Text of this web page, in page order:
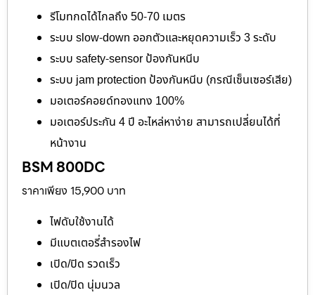
รีโมทกดได้ไกลถึง 50-70 เมตร
ระบบ slow-down ออกตัวและหยุดความเร็ว 3 ระดับ
ระบบ safety-sensor ป้องกันหนีบ
ระบบ jam protection ป้องกันหนีบ (กรณีเซ็นเซอร์เสีย)
มอเตอร์คอยด์ทองแทง 100%
มอเตอร์ประกัน 4 ปี อะไหล่หาง่าย สามารถเปลี่ยนได้ที่
หน้างาน
BSM 800DC
ราคาเพียง 15,900 บาท
ไฟดับใช้งานได้
มีแบตเตอรี่สำรองไฟ
เปิด/ปิด รวดเร็ว
เปิด/ปิด นุ่มนวล